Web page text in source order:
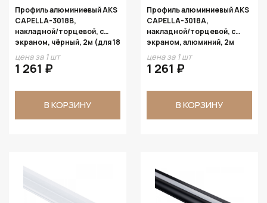
Профиль алюминиевый AKS
CAPELLA-3018B,
накладной/торцевой, с
экраном, чёрный, 2м (для 18
цена за 1 шт
1 261 ₽
В КОРЗИНУ
Профиль алюминиевый AKS
CAPELLA-3018A,
накладной/торцевой, с
экраном, алюминий, 2м
(для 18 ДСП)
цена за 1 шт
1 261 ₽
В КОРЗИНУ